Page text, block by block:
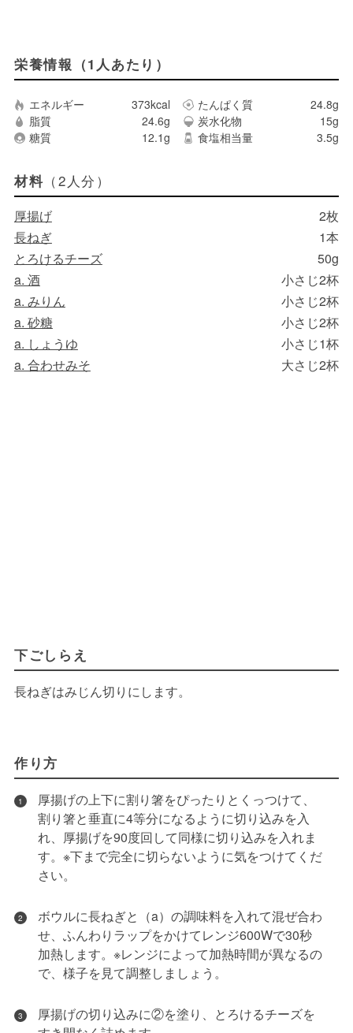
栄養情報（1人あたり）
エネルギー 373kcal たんぱく質
24.8g
脂質
24.6g 炭水化物
15g
糖質
12.1g 食塩相当量 3.5g
材料 （2人分）
厚揚げ
2枚
長ねぎ
1本
とろけるチーズ
50g
a. 酒
小さじ2杯
a. みりん
小さじ2杯
a. 砂糖
小さじ2杯
a. しょうゆ
小さじ1杯
a. 合わせみそ
大さじ2杯
下ごしらえ
長ねぎはみじん切りにします。
作り方
1
厚揚げの上下に割り箸をぴったりとくっつけて、
割り箸と垂直に4等分になるように切り込みを入
れ、厚揚げを90度回して同様に切り込みを入れま
す。※下まで完全に切らないように気をつけてくだ
さい。
2
ボウルに長ねぎと（a）の調味料を入れて混ぜ合わ
せ、ふんわりラップをかけてレンジ600Wで30秒
加熱します。※レンジによって加熱時間が異なるの
で、様子を見て調整しましょう。
3
厚揚げの切り込みに②を塗り、とろけるチーズを